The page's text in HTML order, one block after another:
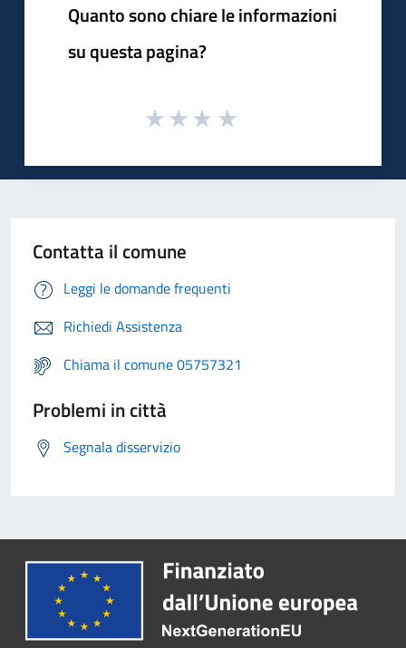
Quanto sono chiare le informazioni
su questa pagina?
Contatta il comune
Leggi le domande frequenti
Richiedi Assistenza
Chiama il comune 05757321
Problemi in città
Segnala disservizio